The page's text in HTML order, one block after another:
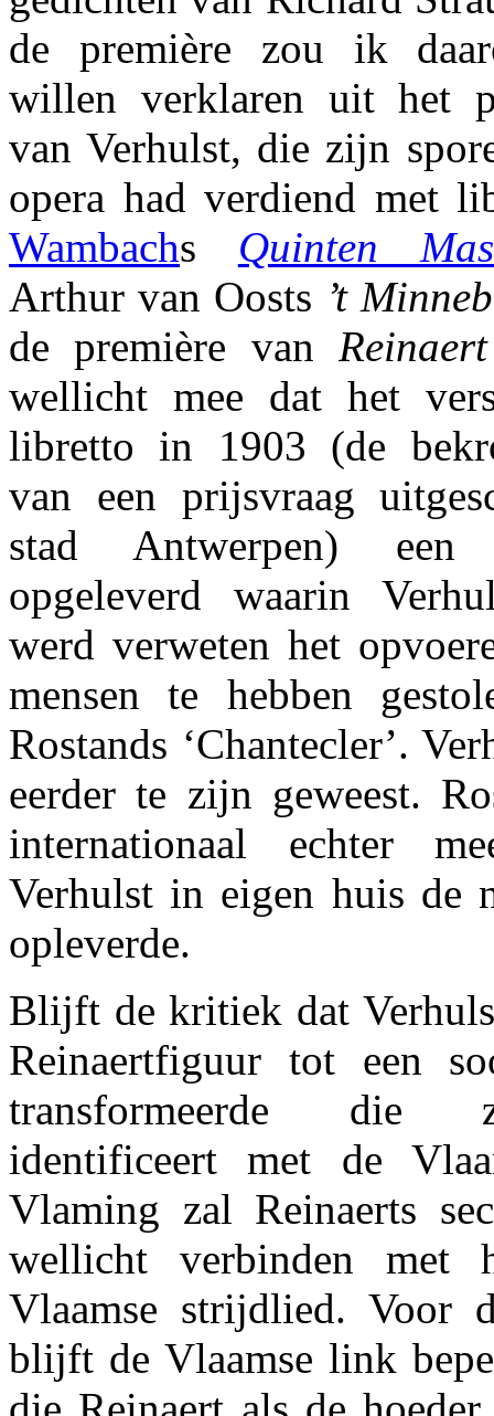
de première zou ik
willen verklaren uit het
van Verhulst, die zijn
opera had verdiend met
Wambachs Quinten
Arthur van Oosts ’t
de première van
wellicht mee dat het
libretto in 1903 (de
van een prijsvraag
stad Antwerpen) een
opgeleverd waarin
werd verweten het
mensen te hebben
Rostands ‘Chantecler’.
eerder te zijn geweest.
internationaal echter
Verhulst in eigen huis de
opleverde.
Blijft de kritiek dat
Reinaertfiguur tot een
transformeerde die
identificeert met de
Vlaming zal Reinaerts
wellicht verbinden met
Vlaamse strijdlied. Voor
blijft de Vlaamse link